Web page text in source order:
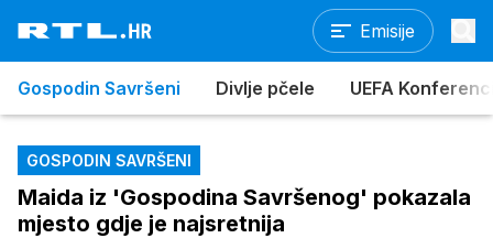
Emisije
Gospodin Savršeni Divlje pčele UEFA
GOSPODIN SAVRŠENI
Maida iz 'Gospodina Savršenog' pokazala
mjesto gdje je najsretnija